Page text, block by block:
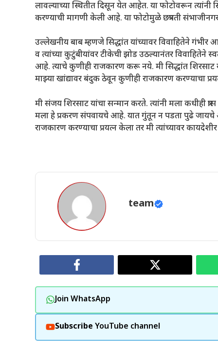
लावल्याच्या स्थितीत दिसून येत आहेत. या फोटोवरून त्यांनी
करण्याची मागणी केली आहे. या फोटोमुळे छत्रपती
उल्लेखनीय बाब म्हणजे सिद्धांत यांच्यावर विवाहितेने
व त्यांच्या कुटुंबीयांवर टीकेची झोड उठल्यानंतर
आहे. त्याचे कुणीही राजकारण करू नये. मी सिद्धांत
माझ्या खांद्यावर बंदुक ठेवून कुणीही राजकारण करण्याचा
मी संजय शिरसाट यांचा सन्मान करते. त्यांनी मला कधीही
मला हे प्रकरण संपवायचे आहे. यात गुंतून न पडता पुढे जायचे
राजकारण करण्याचा प्रयत्न केला तर मी त्यांच्यावर
team
Join WhatsApp
Subscribe YouTube channel